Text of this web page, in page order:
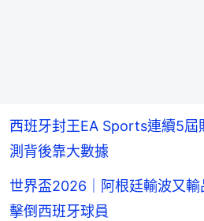
西班牙封王EA Sports連續5
測背後靠大數據
世界盃2026｜阿根廷輸波又
擊倒西班牙球員